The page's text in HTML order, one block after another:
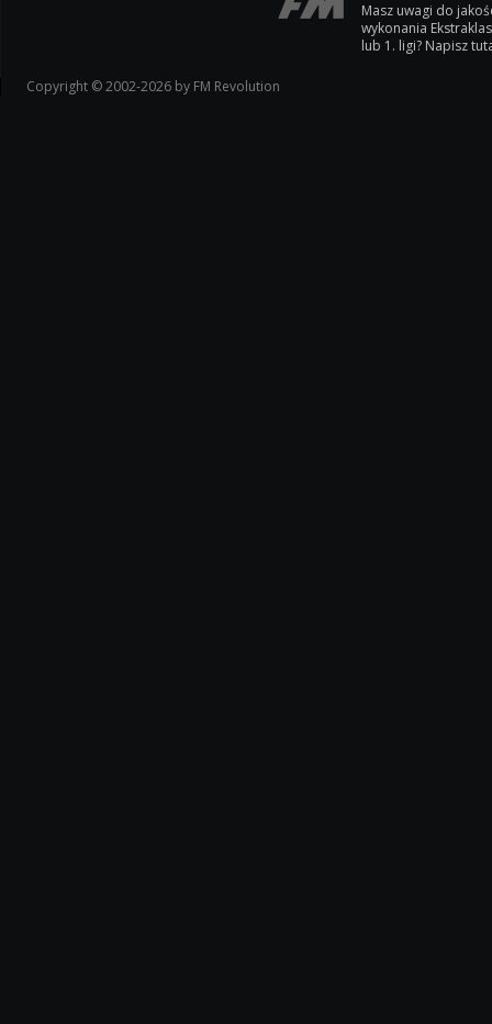
Masz uwagi do
wykonania
lub 1. ligi? Napisz
Copyright © 2002-2026 by FM Revolution